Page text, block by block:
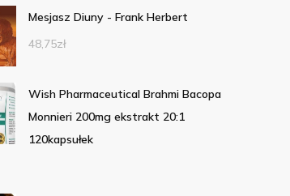
Mesjasz Diuny - Frank Herbert
48,75zł
Wish Pharmaceutical Brahmi Bacopa
Monnieri 200mg ekstrakt 20:1
120kapsułek